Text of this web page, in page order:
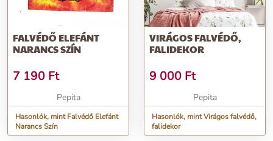
FALVÉDŐ ELEFÁNT
NARANCS SZÍN
7 190 Ft
Pepita
Hasonlók, mint Falvédő Elefánt
Narancs Szín
VIRÁGOS FALVÉDŐ,
FALIDEKOR
9 000 Ft
Pepita
Hasonlók, mint Virágos falvédő,
falidekor